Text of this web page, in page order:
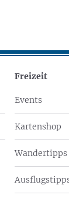
Freizeit
Events
Kartenshop
Wandertipps